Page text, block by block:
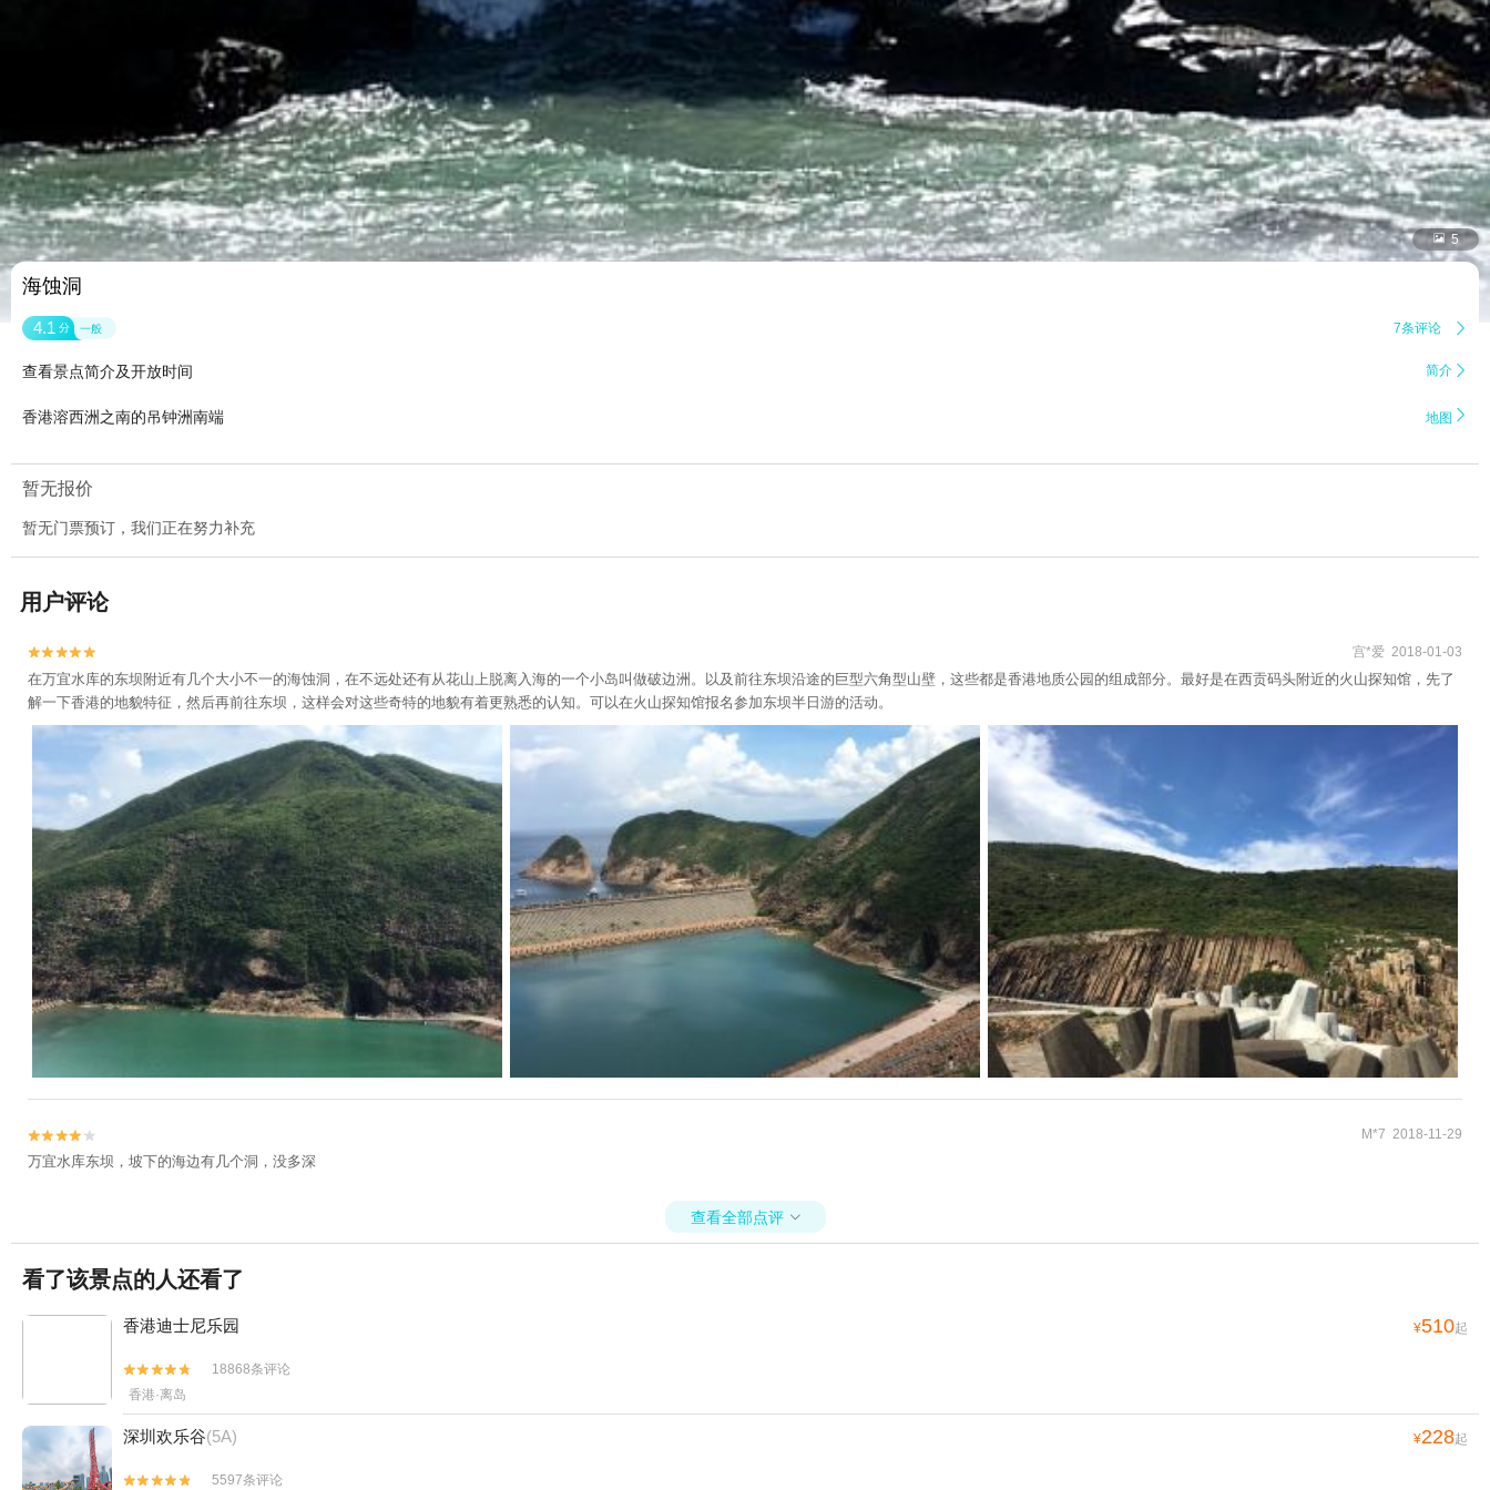
 5
海蚀洞
4.1 分 一般 7条评论 
查看景点简介及开放时间 简介 
香港溶西洲之南的吊钟洲南端 地图 
暂无报价
暂无门票预订，我们正在努力补充
用户评论

 宫*爱 2018-01-03
在万宜水库的东坝附近有几个大小不一的海蚀洞，在不远处还有从花山上脱离入海的一个小岛叫做破边洲。以及前往东坝沿途的巨型六角型山壁，这些都是香港地质公园的组成部分。最好是在西贡码头附近的火山探知馆，先了
解一下香港的地貌特征，然后再前往东坝，这样会对这些奇特的地貌有着更熟悉的认知。可以在火山探知馆报名参加东坝半日游的活动。

 M*7 2018-11-29
万宜水库东坝，坡下的海边有几个洞，没多深
查看全部点评 
看了该景点的人还看了
香港迪士尼乐园 ¥510起


18868条评论
香港·离岛
深圳欢乐谷(5A) ¥228起

 5597条评论